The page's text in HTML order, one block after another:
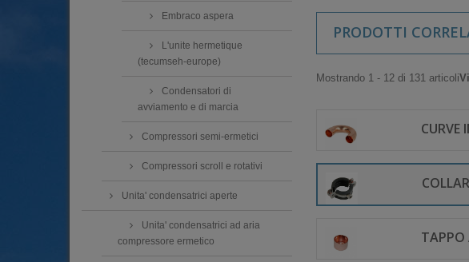
Embraco aspera
L'unite hermetique
(tecumseh-europe)
Condensatori di
avviamento e di marcia
Compressori semi-ermetici
Compressori scroll e rotativi
Unita' condensatrici aperte
Unita' condensatrici ad aria
compressore ermetico
PRODOTTI
Mostrando 1 - 12 di 131 articoli
CURVE
TAPPO